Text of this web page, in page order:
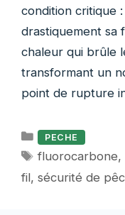
condition critique
drastiquement sa
chaleur qui brûle
transformant un
point de rupture
Catégories
PECHE
Étiquettes
fluorocarbone,
fil, sécurité de